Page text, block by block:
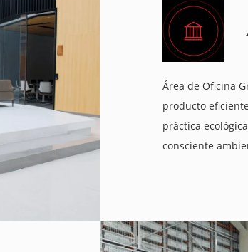
Área de Oficina
producto
práctica
consciente